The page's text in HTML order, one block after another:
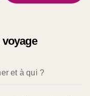
et à qui ?